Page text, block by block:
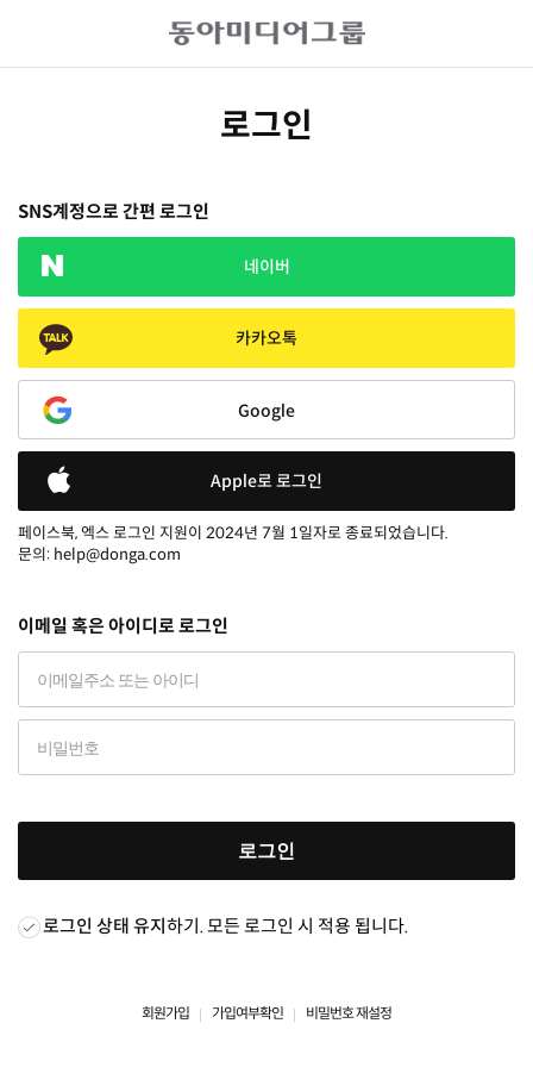
로그인
SNS계정으로 간편 로그인
네이버
카카오톡
Google
Apple로 로그인
페이스북, 엑스 로그인 지원이 2024년 7월 1일자로 종료되었습니다.
문의: help@donga.com
이메일 혹은 아이디로 로그인
로그인
로그인 상태 유지하기. 모든 로그인 시 적용 됩니다.
회원가입 가입여부확인 비밀번호 재설정